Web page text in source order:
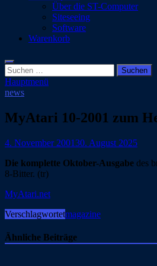
Über die ST-Computer
Siteseeing
Software
Warenkorb
Suchen
nach:
Hauptmenü
news
MyAtari 10-2001 zum
4. November 200130. August 2025
Die komplette Oktober-Ausgabe des
8-Bitter. (tr)
MyAtari.net
Verschlagwortetmagazine
Ähnliche Beiträge